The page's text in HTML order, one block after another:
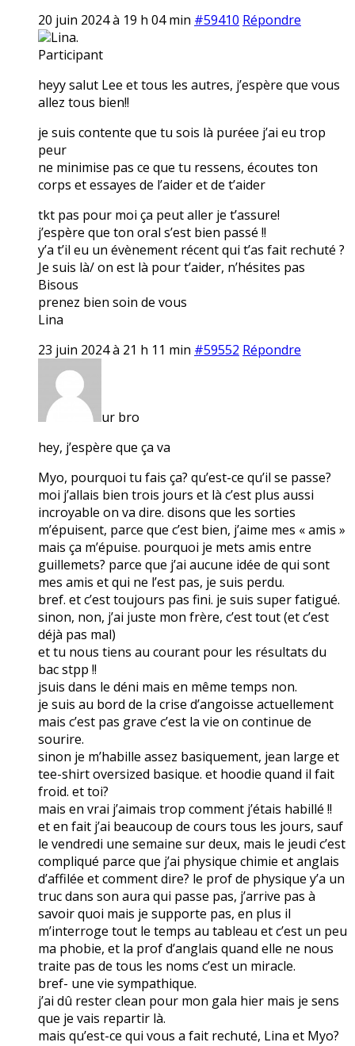
20 juin 2024 à 19 h 04 min #59410 Répondre
Lina.
Participant
heyy salut Lee et tous les autres, j’espère que vous
allez tous bien!!
je suis contente que tu sois là puréee j’ai eu trop
peur
ne minimise pas ce que tu ressens, écoutes ton
corps et essayes de l’aider et de t’aider
tkt pas pour moi ça peut aller je t’assure!
j’espère que ton oral s’est bien passé !!
y’a t’il eu un évènement récent qui t’as fait rechuté ?
Je suis là/ on est là pour t’aider, n’hésites pas
Bisous
prenez bien soin de vous
Lina
23 juin 2024 à 21 h 11 min #59552 Répondre
ur bro
hey, j’espère que ça va
Myo, pourquoi tu fais ça? qu’est-ce qu’il se passe?
moi j’allais bien trois jours et là c’est plus aussi
incroyable on va dire. disons que les sorties
m’épuisent, parce que c’est bien, j’aime mes « amis »
mais ça m’épuise. pourquoi je mets amis entre
guillemets? parce que j’ai aucune idée de qui sont
mes amis et qui ne l’est pas, je suis perdu.
bref. et c’est toujours pas fini. je suis super fatigué.
sinon, non, j’ai juste mon frère, c’est tout (et c’est
déjà pas mal)
et tu nous tiens au courant pour les résultats du
bac stpp !!
jsuis dans le déni mais en même temps non.
je suis au bord de la crise d’angoisse actuellement
mais c’est pas grave c’est la vie on continue de
sourire.
sinon je m’habille assez basiquement, jean large et
tee-shirt oversized basique. et hoodie quand il fait
froid. et toi?
mais en vrai j’aimais trop comment j’étais habillé !!
et en fait j’ai beaucoup de cours tous les jours, sauf
le vendredi une semaine sur deux, mais le jeudi c’est
compliqué parce que j’ai physique chimie et anglais
d’affilée et comment dire? le prof de physique y’a un
truc dans son aura qui passe pas, j’arrive pas à
savoir quoi mais je supporte pas, en plus il
m’interroge tout le temps au tableau et c’est un peu
ma phobie, et la prof d’anglais quand elle ne nous
traite pas de tous les noms c’est un miracle.
bref- une vie sympathique.
j’ai dû rester clean pour mon gala hier mais je sens
que je vais repartir là.
mais qu’est-ce qui vous a fait rechuté, Lina et Myo?